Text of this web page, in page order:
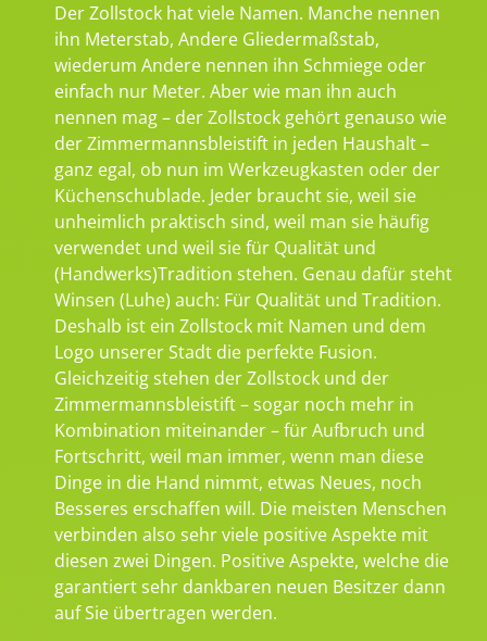
Der Zollstock hat viele Namen. Manche nennen
ihn Meterstab, Andere Gliedermaßstab,
wiederum Andere nennen ihn Schmiege oder
einfach nur Meter. Aber wie man ihn auch
nennen mag – der Zollstock gehört genauso wie
der Zimmermannsbleistift in jeden Haushalt –
ganz egal, ob nun im Werkzeugkasten oder der
Küchenschublade. Jeder braucht sie, weil sie
unheimlich praktisch sind, weil man sie häufig
verwendet und weil sie für Qualität und
(Handwerks)Tradition stehen. Genau dafür steht
Winsen (Luhe) auch: Für Qualität und Tradition.
Deshalb ist ein Zollstock mit Namen und dem
Logo unserer Stadt die perfekte Fusion.
Gleichzeitig stehen der Zollstock und der
Zimmermannsbleistift – sogar noch mehr in
Kombination miteinander – für Aufbruch und
Fortschritt, weil man immer, wenn man diese
Dinge in die Hand nimmt, etwas Neues, noch
Besseres erschaffen will. Die meisten Menschen
verbinden also sehr viele positive Aspekte mit
diesen zwei Dingen. Positive Aspekte, welche die
garantiert sehr dankbaren neuen Besitzer dann
auf Sie übertragen werden.